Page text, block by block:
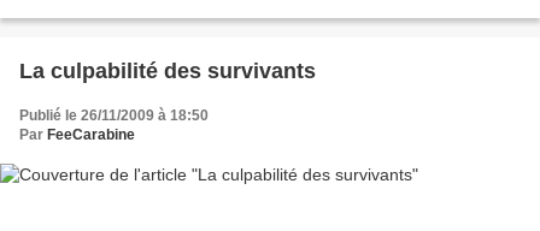
La culpabilité des survivants
Publié le 26/11/2009 à 18:50
Par FeeCarabine